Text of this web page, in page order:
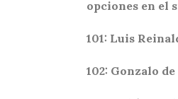
opciones en el
101: Luis
102: Gonzalo